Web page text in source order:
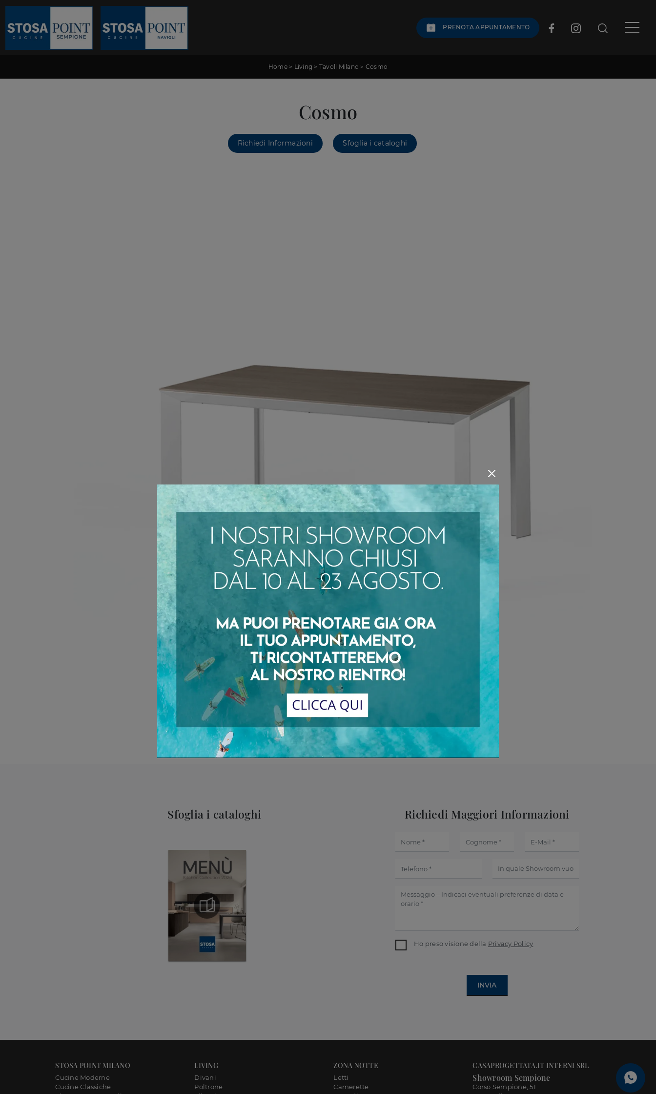
PRENOTA APPUNTAMENTO
Home> Living > Tavoli Milano > Cosmo
Cosmo
Richiedi Informazioni Sfoglia i cataloghi
Sfoglia i cataloghi Richiedi Maggiori Informazioni
Ho preso visione della Privacy Policy
INVIA
STOSA POINT MILANO
Cucine Moderne
Cucine Classiche
LIVING
Divani
Poltrone
ZONA NOTTE
Letti
Camerette
CASAPROGETTATA.IT INTERNI SRL
Showroom Sempione
Corso Sempione, 51